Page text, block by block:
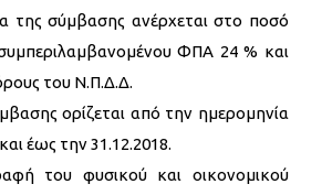
της σύμβασης ανέρχεται στο ποσό
ΦΠΑ 24 % και
του Ν.Π.Δ.Δ.
ορίζεται από την ημερομηνία
έως την 31.12.2018.
του φυσικού και οικονομικού